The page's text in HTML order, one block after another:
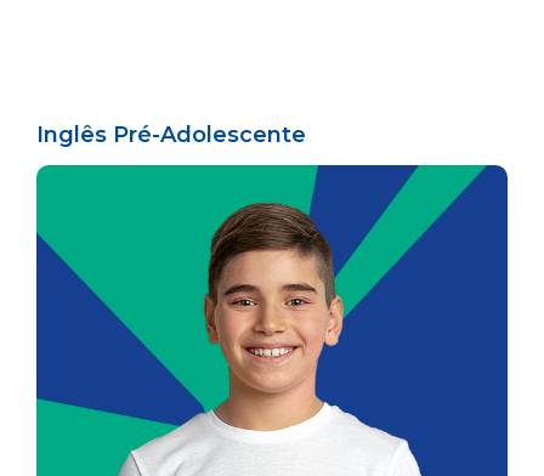
Inglês Pré-Adolescente